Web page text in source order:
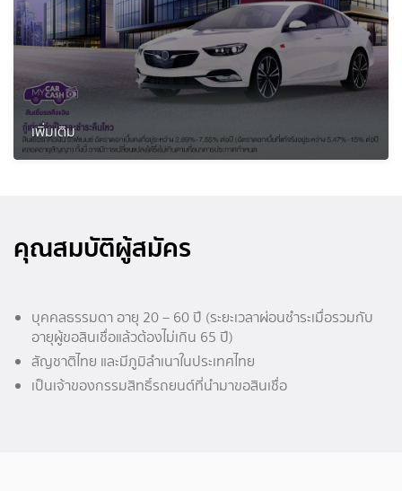
เพิ่มเติม
คุณสมบัติผู้สมัคร
บุคคลธรรมดา อายุ 20 – 60 ปี (ระยะเวลาผ่อนชำระเมื่อรวมกับ
อายุผู้ขอสินเชื่อแล้วต้องไม่เกิน 65 ปี)
สัญชาติไทย และมีภูมิลำเนาในประเทศไทย
เป็นเจ้าของกรรมสิทธิ์รถยนต์ที่นำมาขอสินเชื่อ